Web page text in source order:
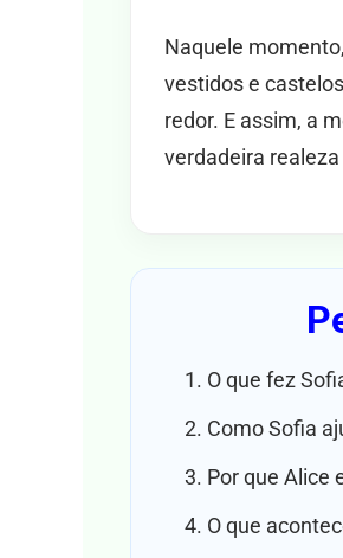
Naquele
vestidos e
redor. E assim, a
verdadeira
O que fez
Como Sofia
Por que Alice
O que